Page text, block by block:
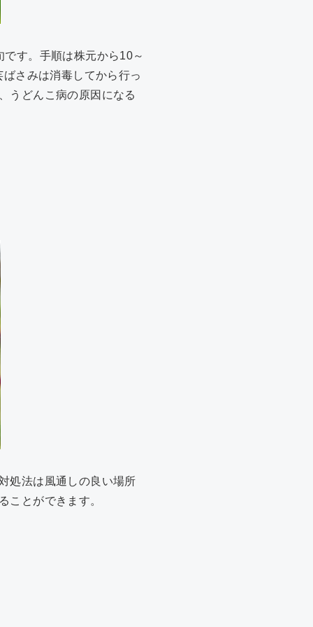
す。手順は株元から10～
さみは消毒してから行っ
うどんこ病の原因になる
処法は風通しの良い場所
ことができます。